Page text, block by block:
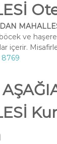
ve haşere
içerir.
8769